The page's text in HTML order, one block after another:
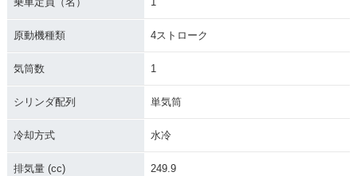
原動機種類 4ストローク
気筒数 1
シリンダ配列 単気筒
冷却方式 水冷
排気量 (cc) 249.9